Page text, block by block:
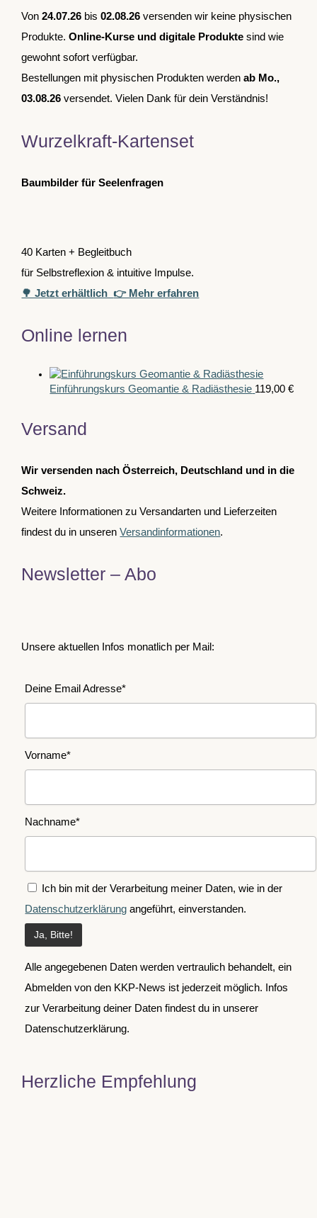
Von24.07.26 bis02.08.26 versenden wir keine physischen
Produkte.Online-Kurse und digitale Produkte sind wie
gewohnt sofort verfügbar.
Bestellungen mit physischen Produkten werdenab Mo.,
03.08.26 versendet. Vielen Dank für dein Verständnis!
Wurzelkraft-Kartenset
Baumbilder für Seelenfragen
40 Karten + Begleitbuch
für Selbstreflexion & intuitive Impulse.
🌳 Jetzt erhältlich👉 Mehr erfahren
Online lernen
Einführungskurs Geomantie & Radiästhesie 119,00€
Versand
Wir versenden nach Österreich, Deutschland und in die
Schweiz.
Weitere Informationen zu Versandarten und Lieferzeiten
findest du in unserenVersandinformationen.
Newsletter – Abo
Unsere aktuellen Infos monatlich per Mail:
Deine Email Adresse*
Vorname*
Nachname*
Ich bin mit der Verarbeitung meiner Daten, wie in der
Datenschutzerklärung angeführt, einverstanden.
Alle angegebenen Daten werden vertraulich behandelt, ein
Abmelden von den KKP-News ist jederzeit möglich. Infos
zur Verarbeitung deiner Daten findest du in unserer
Datenschutzerklärung.
Herzliche Empfehlung